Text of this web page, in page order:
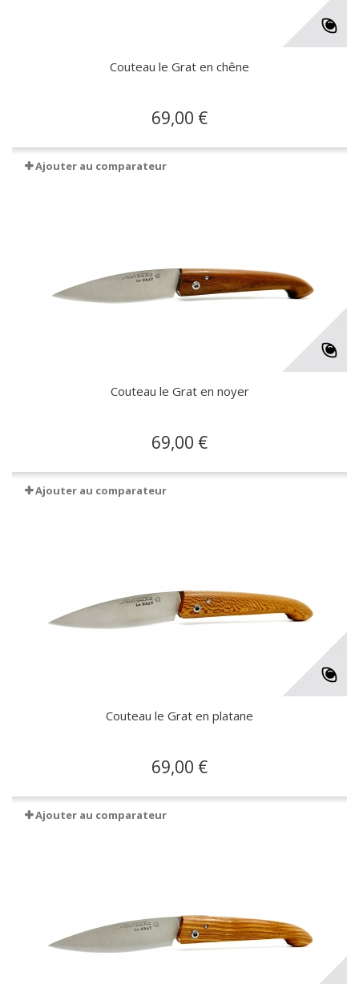
Couteau le Grat en chêne
69,00 €
Ajouter au comparateur
Couteau le Grat en noyer
69,00 €
Ajouter au comparateur
Couteau le Grat en platane
69,00 €
Ajouter au comparateur